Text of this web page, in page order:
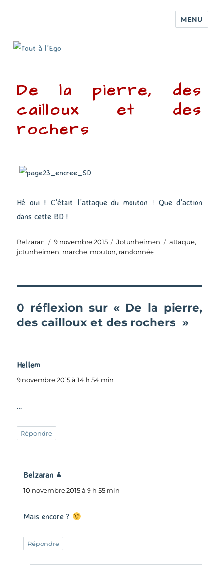
MENU
De la pierre, des
cailloux et des
rochers
Hé oui ! C’était l’attaque du mouton ! Que d’action
dans cette BD !
Auteur
Belzaran
Publié
le
9 novembre 2015 Catégories
Jotunheimen Étiquettes
attaque,
jotunheimen, marche, mouton, randonnée
0 réflexion sur « De la pierre,
des cailloux et des rochers »
Hellem
9 novembre 2015 à 14 h 54 min
…
Répondre
Belzaran
10 novembre 2015 à 9 h 55 min
Mais encore ?
Répondre